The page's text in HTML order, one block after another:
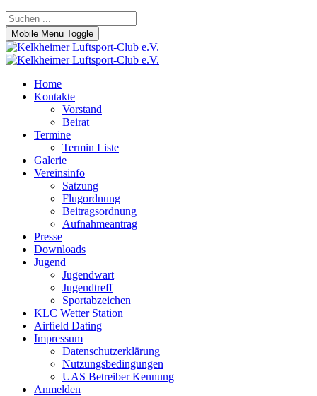
Mobile Menu Toggle
Home
Kontakte
Vorstand
Beirat
Termine
Termin Liste
Galerie
Vereinsinfo
Satzung
Flugordnung
Beitragsordnung
Aufnahmeantrag
Presse
Downloads
Jugend
Jugendwart
Jugendtreff
Sportabzeichen
KLC Wetter Station
Airfield Dating
Impressum
Datenschutzerklärung
Nutzungsbedingungen
UAS Betreiber Kennung
Anmelden